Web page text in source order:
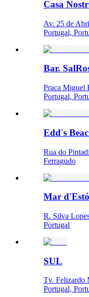
Casa
Av. 25 de
Portugal,
Bar.
Praça Miguel
Portugal,
Edd's
Rua do
Ferragudo
Mar
R. Silva
Portugal
SUL
Tv. Felizardo
Portugal,